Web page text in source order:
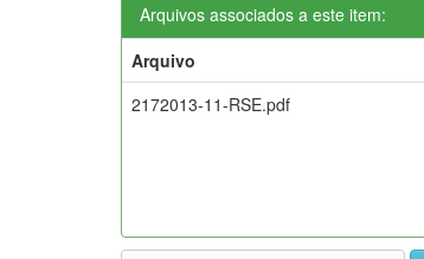
Arquivos associados a este item:
Arquivo
2172013-11-RSE.pdf